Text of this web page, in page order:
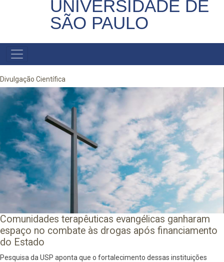
UNIVERSIDADE DE
SÃO PAULO
NAVEGADOR
PRINCIPAL
Divulgação Científica
Comunidades terapêuticas evangélicas ganharam
espaço no combate às drogas após financiamento
do Estado
Pesquisa da USP aponta que o fortalecimento dessas instituições